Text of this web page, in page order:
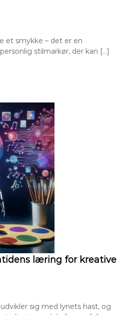
et smykke – det er en
stilmarkør, der kan […]
læring for kreative
sig med lynets hast, og